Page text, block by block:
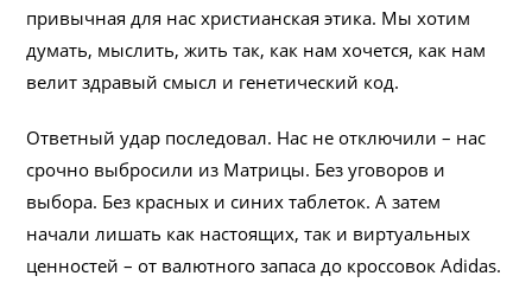
привычная для нас христианская этика. Мы хотим
думать, мыслить, жить так, как нам хочется, как нам
велит здравый смысл и генетический код.
Ответный удар последовал. Нас не отключили – нас
срочно выбросили из Матрицы. Без уговоров и
выбора. Без красных и синих таблеток. А затем
начали лишать как настоящих, так и виртуальных
ценностей – от валютного запаса до кроссовок Adidas.